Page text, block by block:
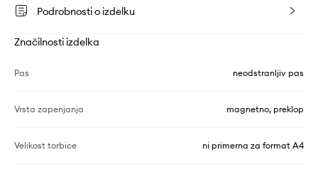
Podrobnosti o izdelku
Značilnosti izdelka
Pas neodstranljiv pas
Vrsta zapenjanja magnetno, preklop
Velikost torbice ni primerna za format A4